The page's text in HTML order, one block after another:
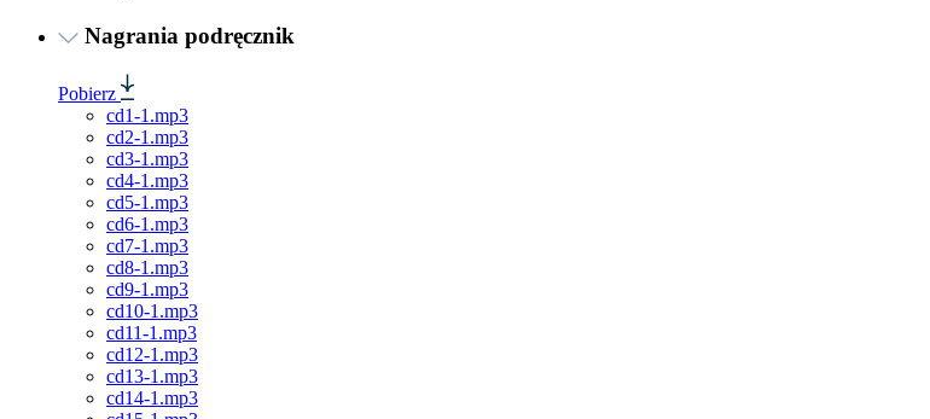
Nagrania podręcznik
Pobierz
cd1-1.mp3
cd2-1.mp3
cd3-1.mp3
cd4-1.mp3
cd5-1.mp3
cd6-1.mp3
cd7-1.mp3
cd8-1.mp3
cd9-1.mp3
cd10-1.mp3
cd11-1.mp3
cd12-1.mp3
cd13-1.mp3
cd14-1.mp3